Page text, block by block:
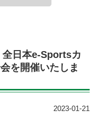
日本e-Sportsカ
を開催いたしま
2023-01-21